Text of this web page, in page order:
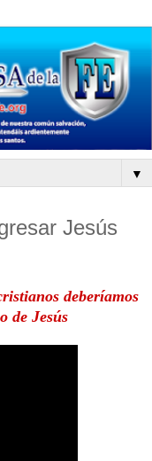
▼
Jesús
deberíamos
de Jesús